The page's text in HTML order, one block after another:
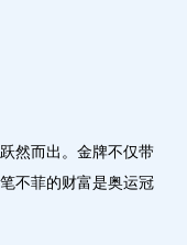
然而出。金牌不仅带
不菲的财富是奥运冠